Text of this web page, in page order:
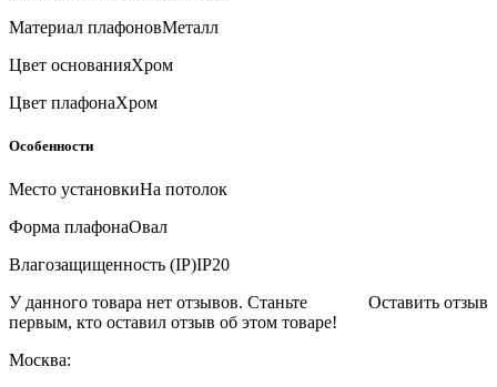
Материал плафоновМеталл
Цвет основанияХром
Цвет плафонаХром
Особенности
Место установкиНа потолок
Форма плафонаОвал
Влагозащищенность (IP)IP20
Оставить отзыв
У данного товара нет отзывов. Станьте
первым, кто оставил отзыв об этом товаре!
Москва: